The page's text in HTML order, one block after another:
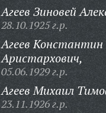
Агеев Зиновей
28.10.1925 г.р.
Агеев Константин
Аристархович,
05.06.1929 г.р.
Агеев Михаил
23.11.1926 г.р.